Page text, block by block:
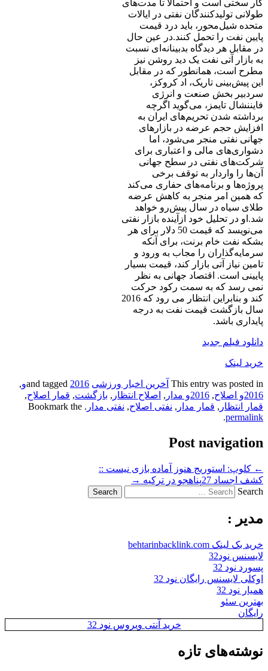
کار سختی است و احتمالا تا مدت‌های
طولانی تولیدکنندگان نفتی در ایالات
متحده شیل‌محور، باید درد قیمت
پایین نفت را تحمل کنند.در عین حال
در مقابل هر دیدگاه بدبینانه‌ای نسبت
به بازار آتی نفت یک دید روشن نیز
مطرح است، همانطور که در مقابل
این پیش‌بینی تاریک، اد کروکز،
سردبیر بخش صنعت و انرژی
فایننشال تایمز، می‌گوید اگرچه
برداشته شدن تحریم‌های ایران به
افزایش حجم عرضه در بازارهای
جهانی نفتی منجر می‌شود، اما
دشواری‌های مالی و اعتباری برای
شرکت‌های نفتی در سطح جهانی
آن‌ها را واردار به توقف برخی
پروژه‌ها و برنامه‌های حفاری می‌کند
که همین امر منجر به کاهش عرضه
طلای سیاه در سال پیش‌رو خواهد
شد.او در تحلیل خود ازآینده بازار نفتی
می‌نویسد که قیمت 50 دلار برای هر
بشکه نفت خام برنت، برای آنکه
سرمایه‌گذاران را مجاب به ورود و
تامین نیاز آتی بازار کند، قیمت بسیار
پایینی است. اقتصاد جهانی به نظر
نمی رسد که به سمت رکود حرکت
کند و بنابراین انتظار می رود که 2016
سال بازگشت قیمت نفت به درجه
پایداری باشد.
دانلود فیلم جدید
خرید لینک
This entry was posted in آخرین اخبار ورزشی 2016و
,
2016و اصلاح
, 2016و مدار , اصلاح انتظار , بازگشت, قمار اصلاح,
قمار انتظار , قمار مدار , نفتی اصلاح, نفتی مدار . Bookmark the
permalink
.
Post navigation
← کلوپ: استوریج هنوز آماده بازی نیست ::
کشف اجساد 27پناهجو در ترکیه
→
Search
مدیر :
خرید بک لینک behtarinbacklink.com
لایسنس نود32
پسورد نود 32
اوکلی لایسنس رایگان نود 32
همیار نود 32
بهترین سئو
رایگان
خرید آنتی ویروس نود 32
نوشته‌های تازه